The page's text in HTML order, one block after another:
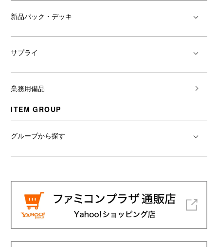
新品パック・デッキ
サプライ
業務用備品
ITEM GROUP
グループから探す